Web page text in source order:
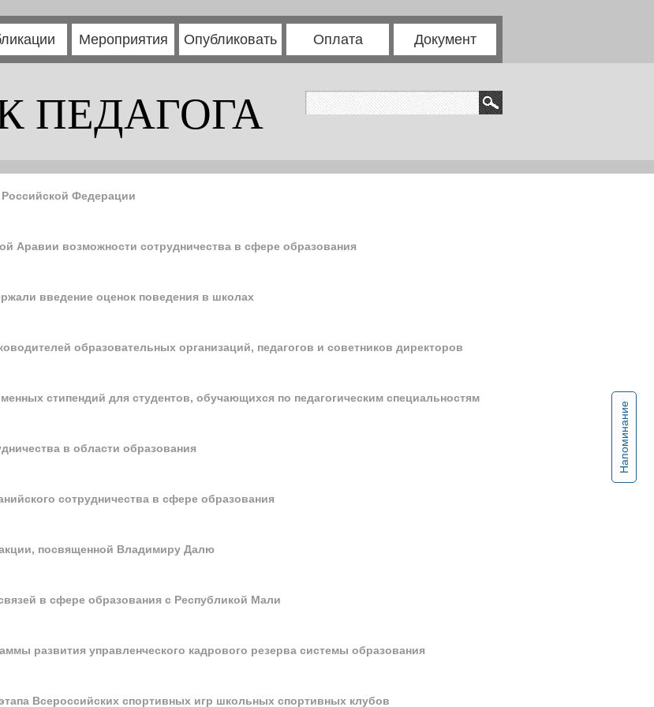
Мероприятия Опубликовать Оплата Документ
ПЕДАГОГА
Напоминание
Федерации
Аравии возможности сотрудничества в сфере образования
введение оценок поведения в школах
образовательных организаций, педагогов и советников директоров
стипендий для студентов, обучающихся по педагогическим специальностям
в области образования
сотрудничества в сфере образования
посвященной Владимиру Далю
в сфере образования с Республикой Мали
развития управленческого кадрового резерва системы образования
Всероссийских спортивных игр школьных спортивных клубов